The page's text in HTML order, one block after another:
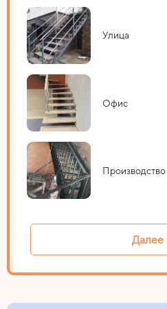
Улица
Офис
Производство
Далее